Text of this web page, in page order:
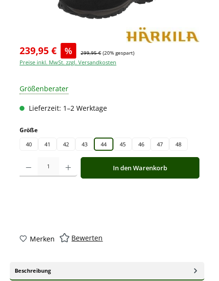
239,95 € % 299,95 € (20% gespart)
Preise inkl. MwSt. zzgl. Versandkosten
Größenberater
Lieferzeit: 1–2 Werktage
Größeauswählen
40 41 42 43 44 45 46 47 48
Produkt Anzahl: Gib den gewünschten Wert ein oder benutze die
In den Warenkorb
Merken Bewerten
Beschreibung